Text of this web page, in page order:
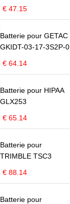
€ 47.15
Batterie pour GETAC
GKIDT-03-17-3S2P-0
€ 64.14
Batterie pour HIPAA
GLX253
€ 65.14
Batterie pour
TRIMBLE TSC3
€ 88.14
Batterie pour